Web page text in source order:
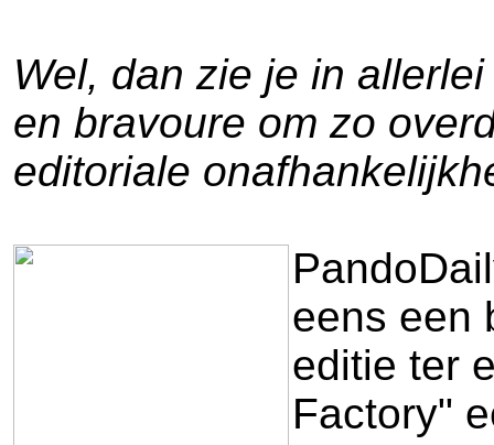
Wel, dan zie je in
en bravoure om zo
editoriale
eens een
editie ter
Factory"